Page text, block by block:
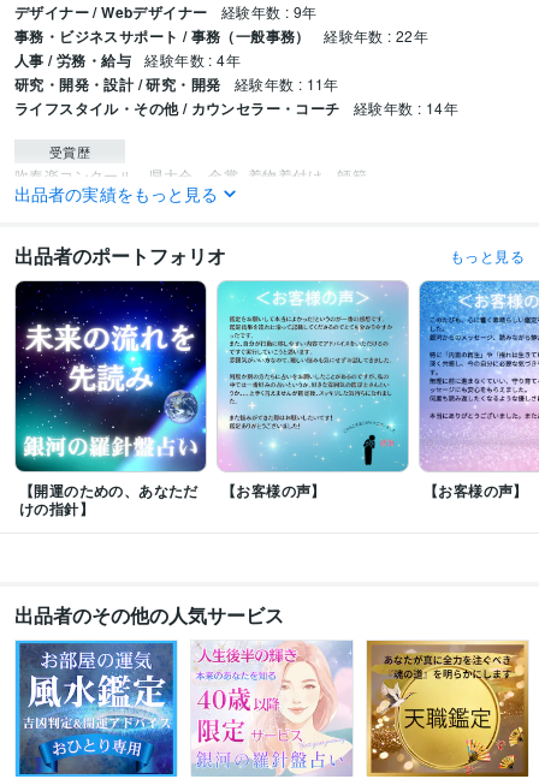
デザイナー / Webデザイナー 経験年数 : 9年
事務・ビジネスサポート / 事務（一般事務） 経験年数 : 22年
人事 / 労務・給与 経験年数 : 4年
研究・開発・設計 / 研究・開発 経験年数 : 11年
ライフスタイル・その他 / カウンセラー・コーチ 経験年数 : 14年
受賞歴
吹奏楽コンクール　県大会　金賞 着物着付け　師範
パワーストーンセラピスト
上級心理カウンセラー 取得年 : 2023年
夫婦カウンセラー 取得年 : 2022年
終活アドバイザー 取得年 : 2021年
メンタル心理カウンセラー 取得年 : 2021年
VBAエキスパートProfessional 取得年 : 2018年
貿易実務検定C級 取得年 : 2016年
DTPエキスパート 取得年 : 2004年
プログラミング言語・フレームワーク
Python:2年Django:2年
ビジネス・クリエイティブツール
得意分野
占い 西洋占星術・数秘術・タロットカード
占い 西洋占星術 タロットカード 数秘術
占い 風水
占い 鑑定 風水 方位 吉凶
語学力
出品者の実績をもっと見る
出品者のポートフォリオ もっと見る
【開運のための、あなただ
けの指針】
【お客様の声】 【お客様の声】
出品者のその他の人気サービス